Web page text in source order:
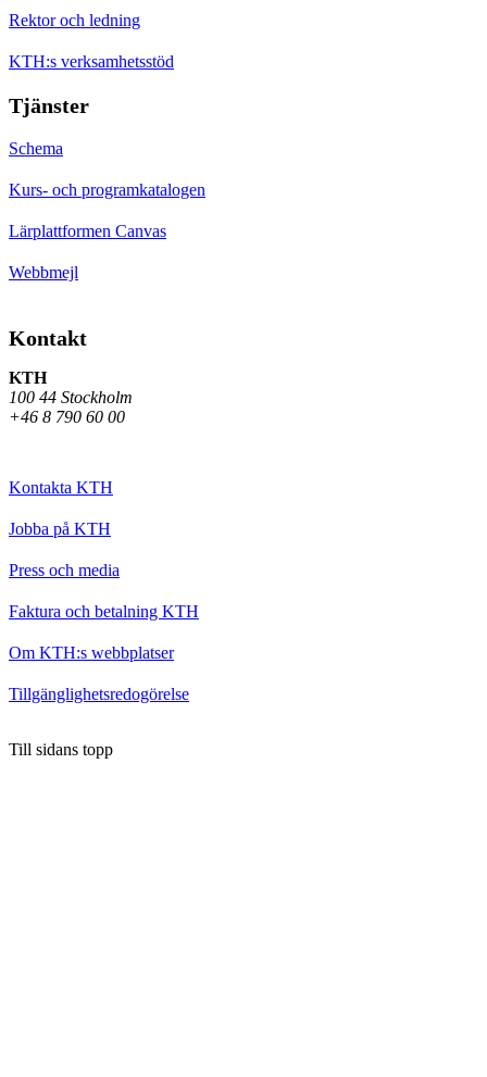
Rektor och ledning
KTH:s verksamhetsstöd
Tjänster
Schema
Kurs- och programkatalogen
Lärplattformen Canvas
Webbmejl
Kontakt
KTH
100 44 Stockholm
+46 8 790 60 00
Kontakta KTH
Jobba på KTH
Press och media
Faktura och betalning KTH
Om KTH:s webbplatser
Tillgänglighetsredogörelse
Till sidans topp